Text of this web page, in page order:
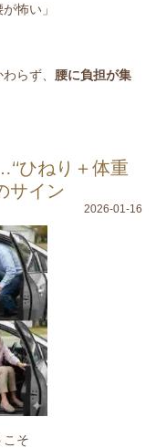
怖い」
らず、 腰に負担が集
ひねり＋体重
サイン
2026-01-16
こそ